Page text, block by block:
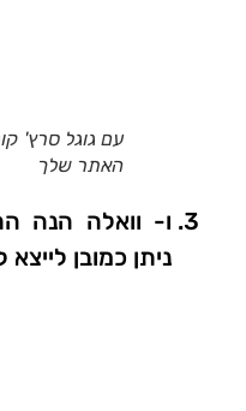
עם גוגל סרץ'
האתר שלך
ו- וואלה הנה
ניתן כמובן